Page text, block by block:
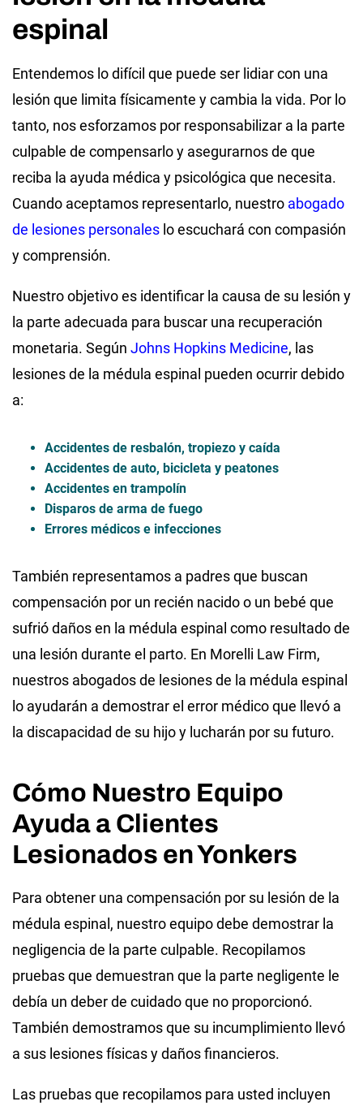
espinal
Entendemos lo difícil que puede ser lidiar con una
lesión que limita físicamente y cambia la vida. Por lo
tanto, nos esforzamos por responsabilizar a la parte
culpable de compensarlo y asegurarnos de que
reciba la ayuda médica y psicológica que necesita.
Cuando aceptamos representarlo, nuestro abogado
de lesiones personales lo escuchará con compasión
y comprensión.
Nuestro objetivo es identificar la causa de su lesión y
la parte adecuada para buscar una recuperación
monetaria. Según Johns Hopkins Medicine, las
lesiones de la médula espinal pueden ocurrir debido
a:
Accidentes de resbalón, tropiezo y caída
Accidentes de auto, bicicleta y peatones
Accidentes en trampolín
Disparos de arma de fuego
Errores médicos e infecciones
También representamos a padres que buscan
compensación por un recién nacido o un bebé que
sufrió daños en la médula espinal como resultado de
una lesión durante el parto. En Morelli Law Firm,
nuestros abogados de lesiones de la médula espinal
lo ayudarán a demostrar el error médico que llevó a
la discapacidad de su hijo y lucharán por su futuro.
Cómo Nuestro Equipo
Ayuda a Clientes
Lesionados en Yonkers
Para obtener una compensación por su lesión de la
médula espinal, nuestro equipo debe demostrar la
negligencia de la parte culpable. Recopilamos
pruebas que demuestran que la parte negligente le
debía un deber de cuidado que no proporcionó.
También demostramos que su incumplimiento llevó
a sus lesiones físicas y daños financieros.
Las pruebas que recopilamos para usted incluyen